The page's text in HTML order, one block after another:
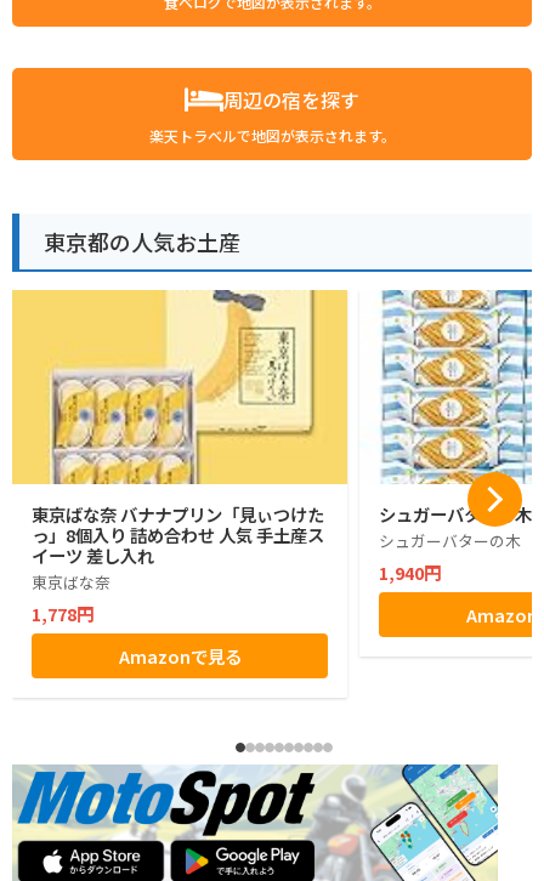
周辺の宿を探す
楽天トラベルで地図が表示されます。
東京都の人気お土産
東京ばな奈 バナナプリン「見ぃつけた
っ」8個入り 詰め合わせ 人気 手土産ス
イーツ 差し入れ
東京ばな奈
1,778円
Amazonで見る
シュガーバターの木
シュガーバターの木
1,940円
Amazon